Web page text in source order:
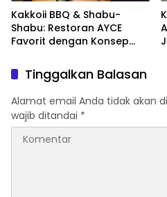
Kakkoii BBQ & Shabu-
Shabu: Restoran AYCE
Favorit dengan Konsep
Tinggalkan Balasan
Alamat email Anda tidak akan
wajib ditandai *